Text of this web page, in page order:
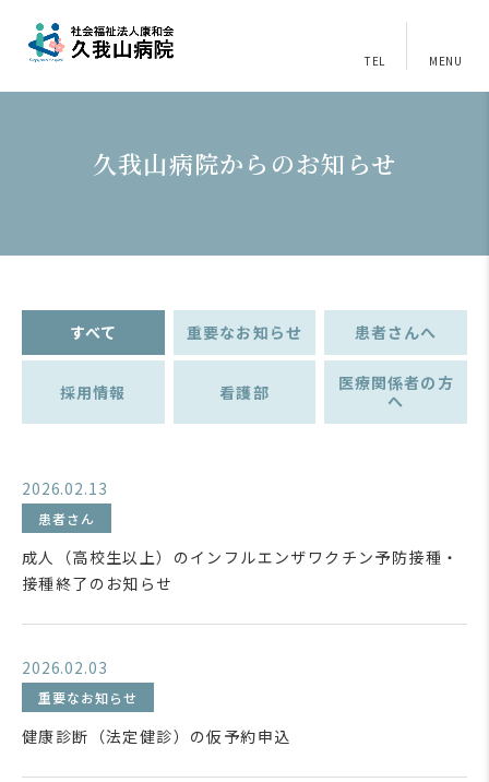
TEL MENU
久我山病院からのお知らせ
すべて 重要なお知らせ 患者さんへ
採用情報 看護部
医療関係者の方
へ
2026.02.13
患者さん
成人（高校生以上）のインフルエンザワクチン予防接種・
接種終了のお知らせ
2026.02.03
重要なお知らせ
健康診断（法定健診）の仮予約申込